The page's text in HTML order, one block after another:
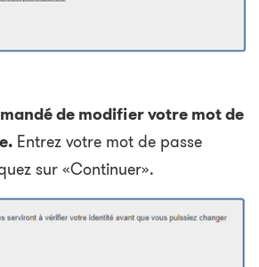
de modifier votre mot de
Entrez votre mot de passe
sur «Continuer».